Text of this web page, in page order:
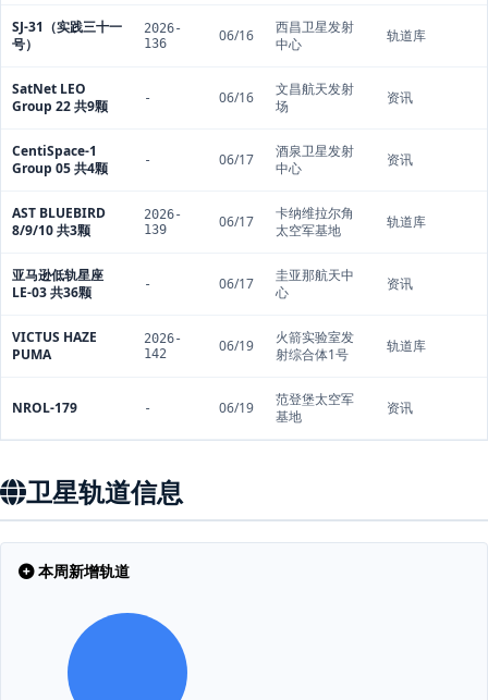
SJ-31（实践三十一
号）
2026-
136
06/16
西昌卫星发射
中心
轨道库
SatNet LEO
Group 22 共9颗
- 06/16
文昌航天发射
场
资讯
CentiSpace-1
Group 05 共4颗
- 06/17
酒泉卫星发射
中心
资讯
AST BLUEBIRD
8/9/10 共3颗
2026-
139
06/17
卡纳维拉尔角
太空军基地
轨道库
亚马逊低轨星座
LE-03 共36颗
- 06/17
圭亚那航天中
心
资讯
VICTUS HAZE
PUMA
2026-
142
06/19
火箭实验室发
射综合体1号
轨道库
NROL-179 - 06/19
范登堡太空军
基地
资讯
卫星轨道信息
本周新增轨道